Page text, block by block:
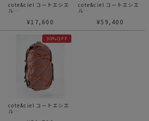
cote&ciel コートエシエ
ル
イザラウ XS スリーク ブ
¥17,600
cote&ciel コートエシエ
ル
ナ スリーク ブラック シ
¥59,400
30%OFF
cote&ciel コートエシエ
ル